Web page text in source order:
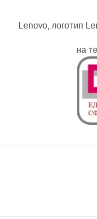
Lenovo, логотип
на